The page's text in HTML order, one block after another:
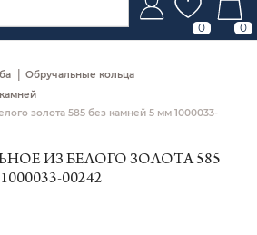
0 0
| Обручальные кольца
золота 585 без камней 5 мм 1000033-
ИЗ БЕЛОГО ЗОЛОТА 585
00242